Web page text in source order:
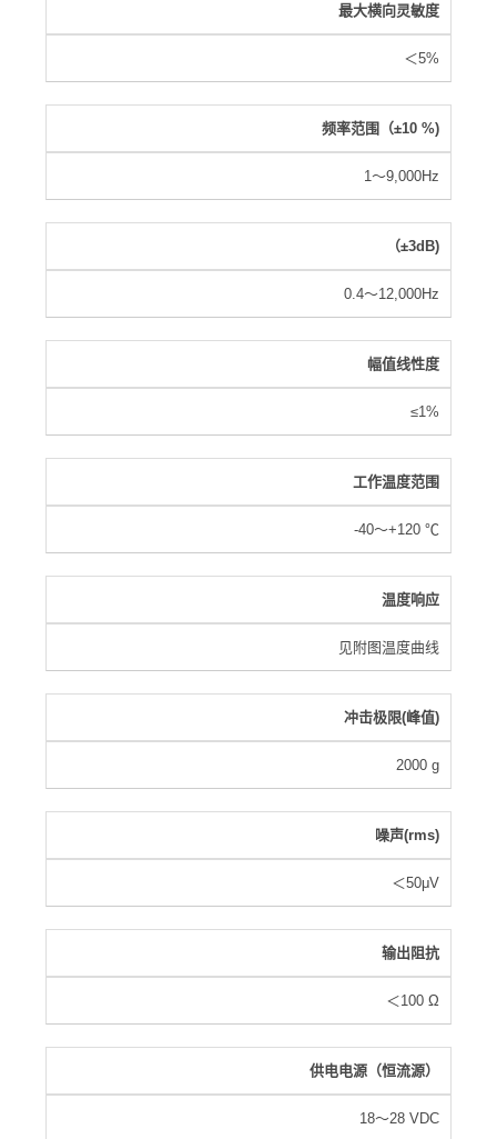
最大横向灵敏度
＜5%
频率范围（±10 %)
1～9,000Hz
（±3dB)
0.4～12,000Hz
幅值线性度
≤1%
工作温度范围
-40～+120 ℃
温度响应
见附图温度曲线
冲击极限(峰值)
2000 g
噪声(rms)
＜50μV
输出阻抗
＜100 Ω
供电电源（恒流源）
18～28 VDC